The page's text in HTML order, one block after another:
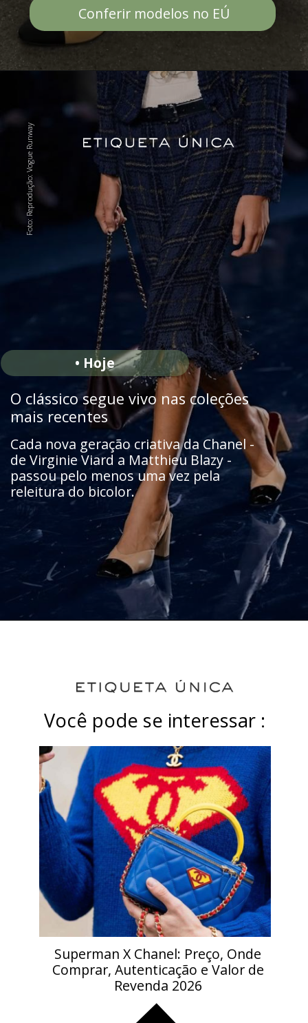
Conferir modelos no EÚ
O clássico segue vivo nas coleções
mais recentes
• Hoje
Cada nova geração criativa da Chanel -
de Virginie Viard a Matthieu Blazy -
passou pelo menos uma vez pela
releitura do bicolor.
Foto: Reprodução: Vogue Runway
Você pode se interessar :
Superman X Chanel: Preço, Onde
Comprar, Autenticação e Valor de
Revenda 2026